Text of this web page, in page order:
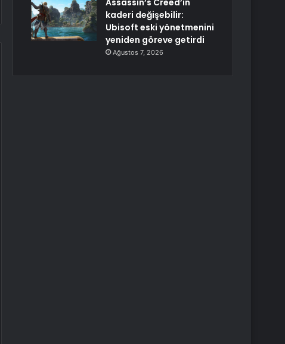
Assassin’s Creed’in
kaderi değişebilir:
Ubisoft eski yönetmenini
yeniden göreve getirdi
Ağustos 7, 2026